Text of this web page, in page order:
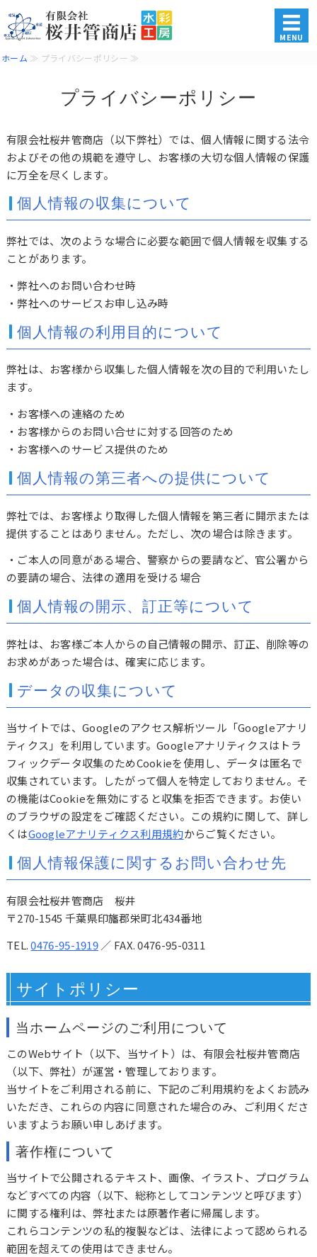
水道・電気・ガス・各種
MENU
商品・サービス
施工事例
会社概要
お問い合わせ
ホーム ≫ プライバシーポリシー ≫
プライバシーポリシー
有限会社桜井管商店（以下弊社）では、個人情報に関する法令
およびその他の規範を遵守し、お客様の大切な個人情報の保護
に万全を尽くします。
個人情報の収集について
弊社では、次のような場合に必要な範囲で個人情報を収集する
ことがあります。
・弊社へのお問い合わせ時
・弊社へのサービスお申し込み時
個人情報の利用目的について
弊社は、お客様から収集した個人情報を次の目的で利用いたし
ます。
・お客様への連絡のため
・お客様からのお問い合せに対する回答のため
・お客様へのサービス提供のため
個人情報の第三者への提供について
弊社では、お客様より取得した個人情報を第三者に開示または
提供することはありません。ただし、次の場合は除きます。
・ご本人の同意がある場合、警察からの要請など、官公署から
の要請の場合、法律の適用を受ける場合
個人情報の開示、訂正等について
弊社は、お客様ご本人からの自己情報の開示、訂正、削除等の
お求めがあった場合は、確実に応じます。
データの収集について
当サイトでは、Googleのアクセス解析ツール「Googleアナリ
ティクス」を利用しています。Googleアナリティクスはトラ
フィックデータ収集のためCookieを使用し、データは匿名で
収集されています。したがって個人を特定しておりません。そ
の機能はCookieを無効にすると収集を拒否できます。お使い
のブラウザの設定をご確認ください。この規約に関して、詳し
くはGoogleアナリティクス利用規約からご覧ください。
個人情報保護に関するお問い合わせ先
有限会社桜井管商店 桜井
〒270-1545 千葉県印旛郡栄町北434番地
TEL.0476-95-1919 ／ FAX. 0476-95-0311
サイトポリシー
当ホームページのご利用について
このWebサイト（以下、当サイト）は、有限会社桜井管商店
（以下、弊社）が運営・管理しております。
当サイトをご利用される前に、下記のご利用規約をよくお読み
いただき、これらの内容に同意された場合のみ、ご利用くださ
いますようお願い申しあげます。
著作権について
当サイトで公開されるテキスト、画像、イラスト、プログラム
などすべての内容（以下、総称としてコンテンツと呼びます）
に関する権利は、弊社または原著作者に帰属します。
これらコンテンツの私的複製などは、法律によって認められる
範囲を超えての使用はできません。